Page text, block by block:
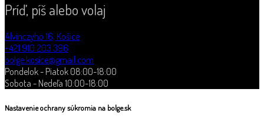
Príď, píš alebo volaj
Alvinczyho 16, Košice
+421 910 203 396
bolge.kosice@gmail.com
Pondelok - Piatok 08:00-18:00
Sobota - Nedeľa 10:00-18:00
Nastavenie ochrany súkromia na bolge.sk